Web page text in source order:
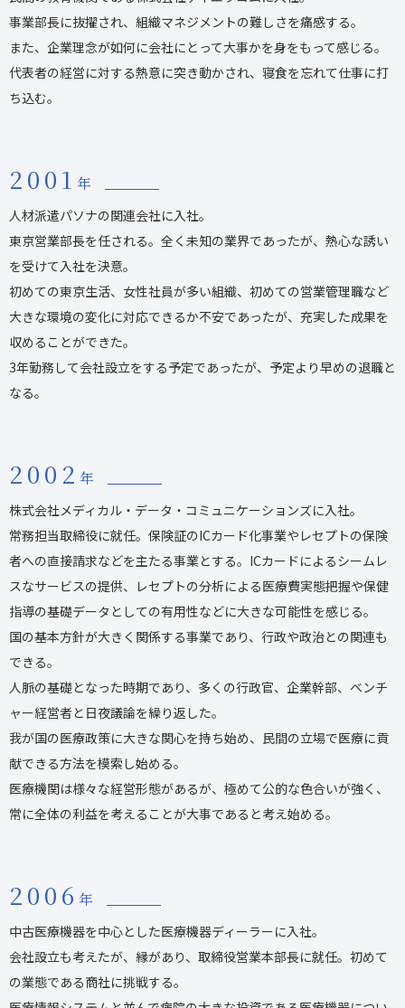
事業部長に抜擢され、組織マネジメントの難しさを痛感する。
また、企業理念が如何に会社にとって大事かを身をもって感じる。
代表者の経営に対する熱意に突き動かされ、寝食を忘れて仕事に打
ち込む。
2001 年
人材派遣パソナの関連会社に入社。
東京営業部長を任される。全く未知の業界であったが、熱心な誘い
を受けて入社を決意。
初めての東京生活、女性社員が多い組織、初めての営業管理職など
大きな環境の変化に対応できるか不安であったが、充実した成果を
収めることができた。
3年勤務して会社設立をする予定であったが、予定より早めの退職と
なる。
2002 年
株式会社メディカル・データ・コミュニケーションズに入社。
常務担当取締役に就任。保険証のICカード化事業やレセプトの保険
者への直接請求などを主たる事業とする。ICカードによるシームレ
スなサービスの提供、レセプトの分析による医療費実態把握や保健
指導の基礎データとしての有用性などに大きな可能性を感じる。
国の基本方針が大きく関係する事業であり、行政や政治との関連も
できる。
人脈の基礎となった時期であり、多くの行政官、企業幹部、ベンチ
ャー経営者と日夜議論を繰り返した。
我が国の医療政策に大きな関心を持ち始め、民間の立場で医療に貢
献できる方法を模索し始める。
医療機関は様々な経営形態があるが、極めて公的な色合いが強く、
常に全体の利益を考えることが大事であると考え始める。
2006 年
中古医療機器を中心とした医療機器ディーラーに入社。
会社設立も考えたが、縁があり、取締役営業本部長に就任。初めて
の業態である商社に挑戦する。